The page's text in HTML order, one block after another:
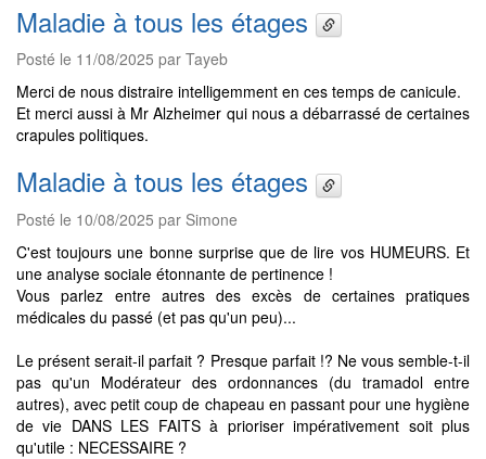
Maladie à tous les étages
Posté le 11/08/2025 par Tayeb
Merci de nous distraire intelligemment en ces temps de canicule.
Et merci aussi à Mr Alzheimer qui nous a débarrassé de certaines
crapules politiques.
Maladie à tous les étages
Posté le 10/08/2025 par Simone
C'est toujours une bonne surprise que de lire vos HUMEURS. Et
une analyse sociale étonnante de pertinence !
Vous parlez entre autres des excès de certaines pratiques
médicales du passé (et pas qu'un peu)...
Le présent serait-il parfait ? Presque parfait !? Ne vous semble-t-il
pas qu'un Modérateur des ordonnances (du tramadol entre
autres), avec petit coup de chapeau en passant pour une hygiène
de vie DANS LES FAITS à prioriser impérativement soit plus
qu'utile : NECESSAIRE ?